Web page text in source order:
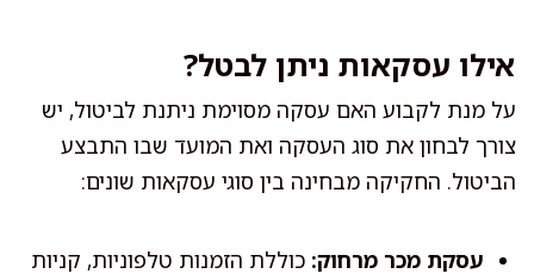
אילו עסקאות ניתן לבטל?
על מנת לקבוע האם עסקה מסוימת ניתנת לביטול, יש
צורך לבחון את סוג העסקה ואת המועד שבו התבצע
הביטול. החקיקה מבחינה בין סוגי עסקאות שונים:
עסקת מכר מרחוק: כוללת הזמנות טלפוניות, קניות